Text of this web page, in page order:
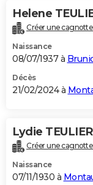
Helene
Créer une
Naissance
08/07/1937 à
Décès
21/02/2024 à
Lydie
Créer une
Naissance
07/11/1930 à